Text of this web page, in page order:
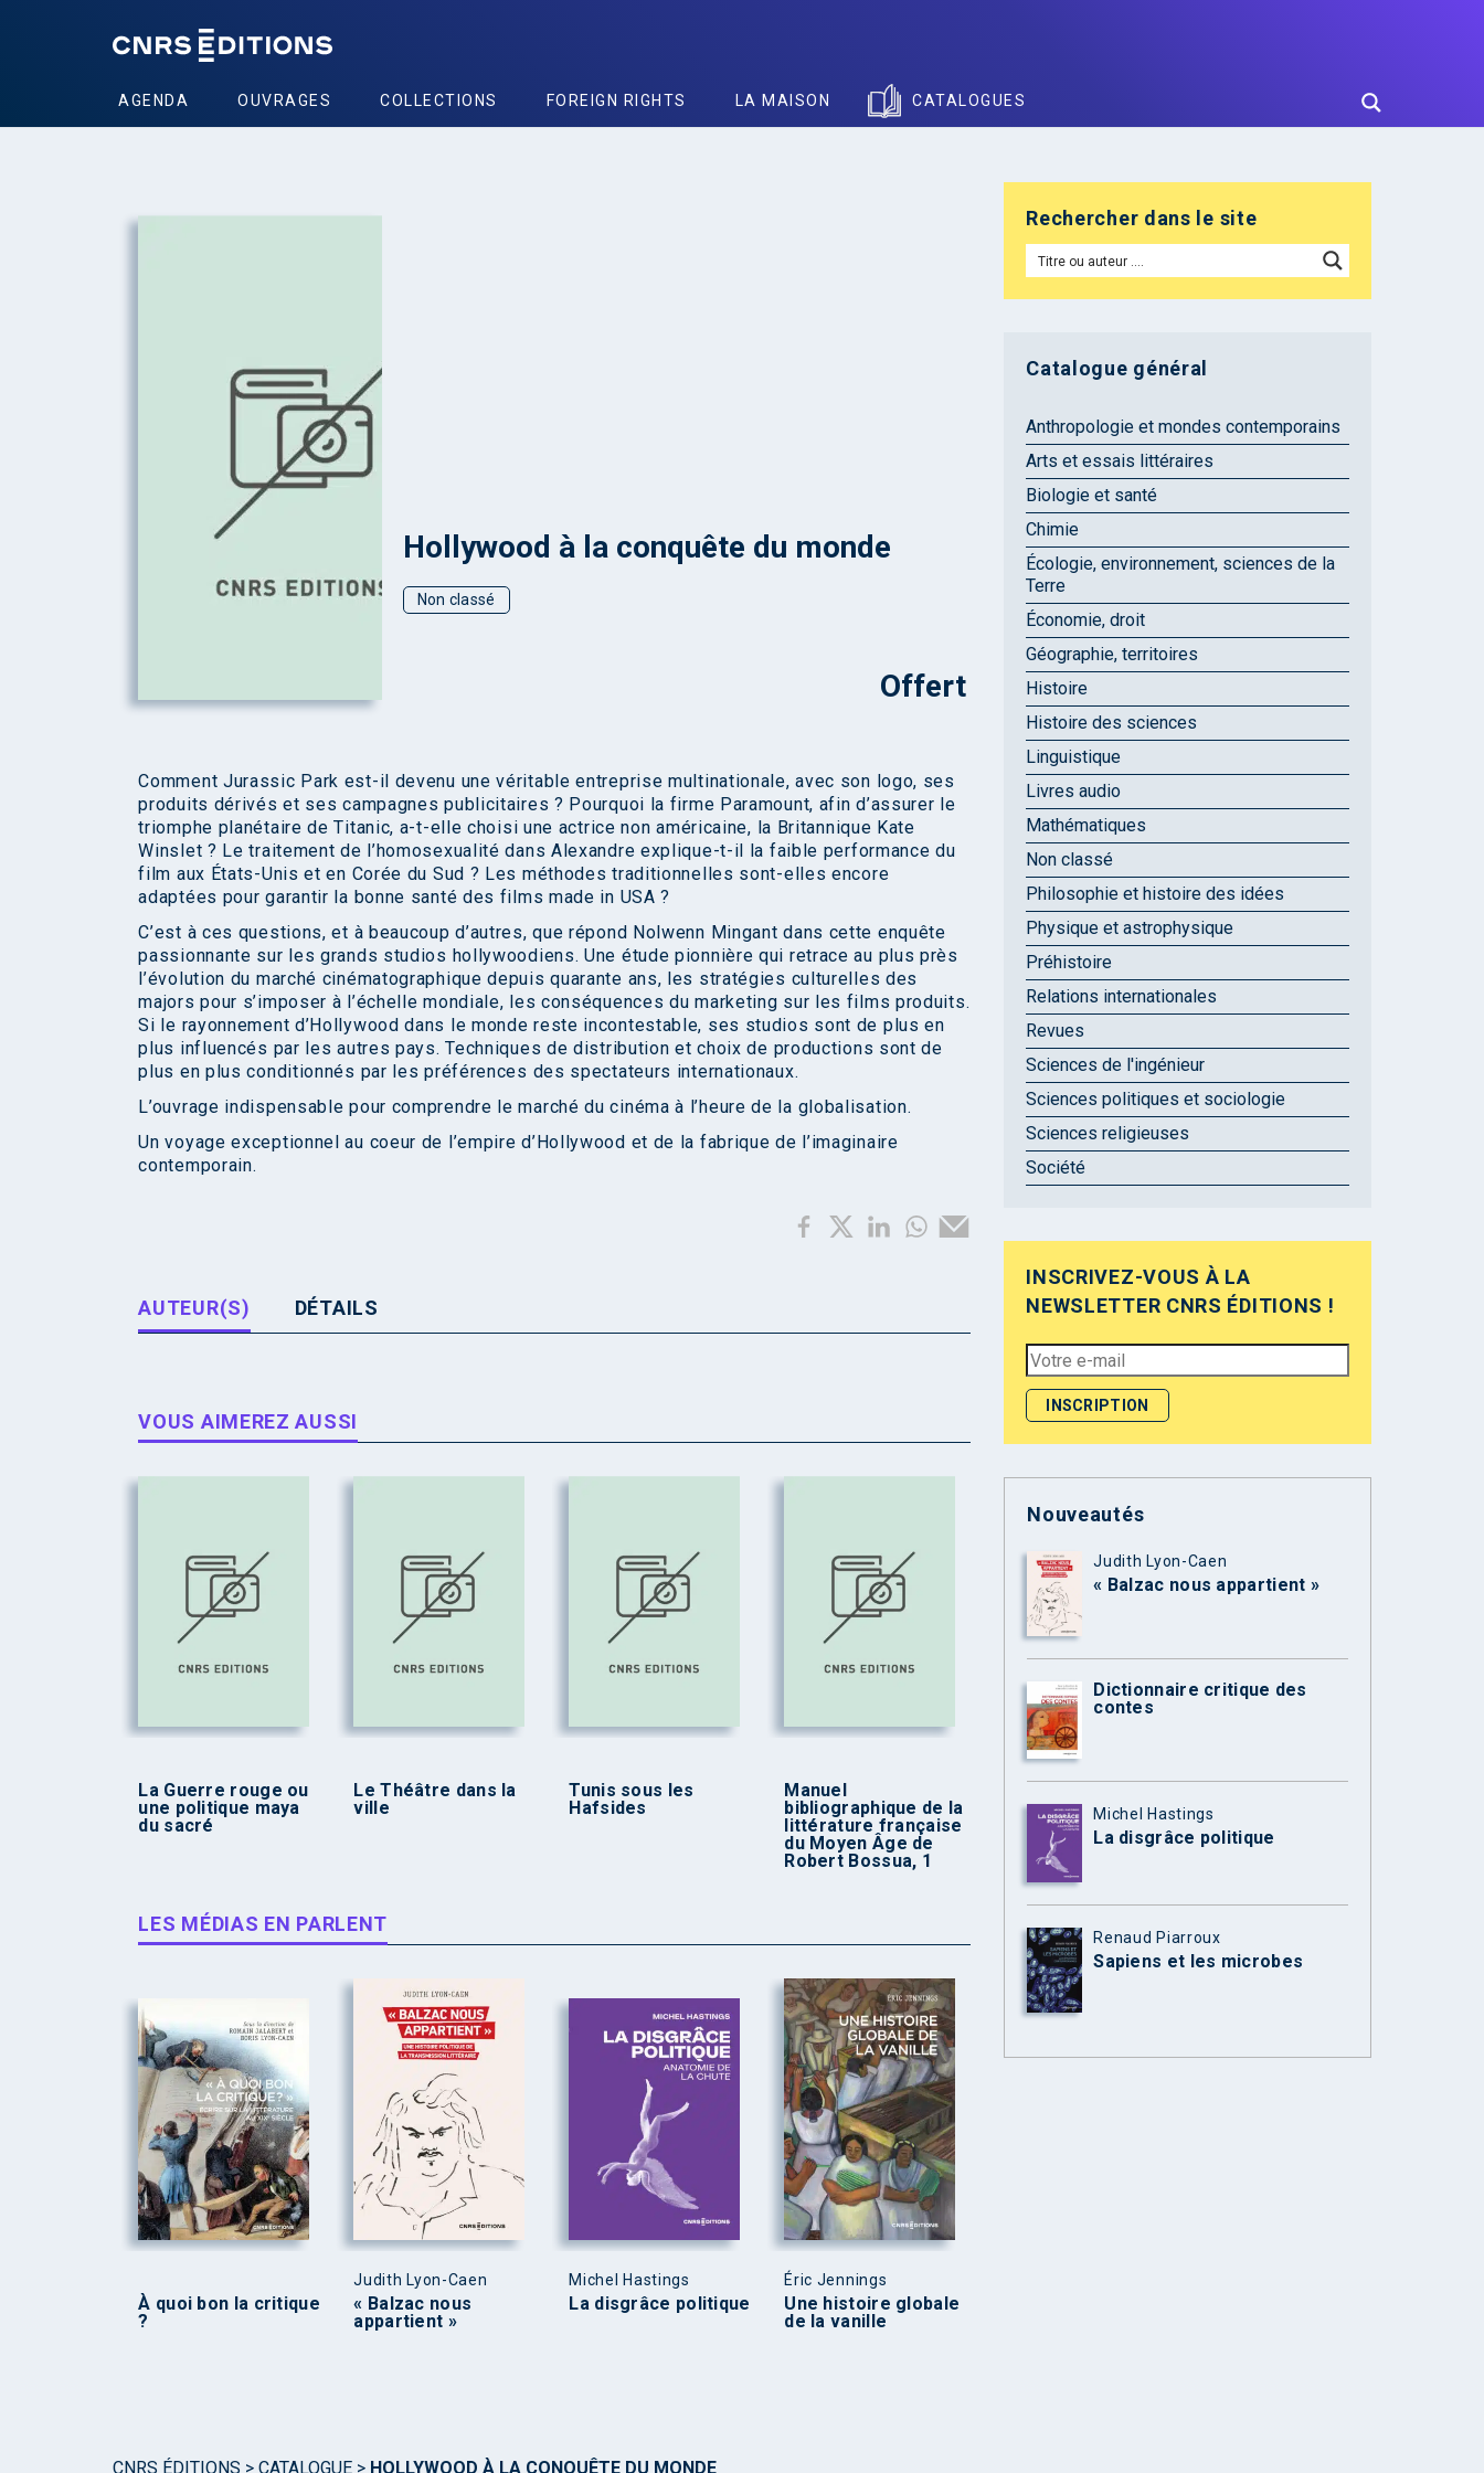
AGENDA OUVRAGES COLLECTIONS FOREIGN RIGHTS LA MAISON CATALOGUES
Hollywood à la conquête du monde
Non classé
Offert
Comment Jurassic Park est-il devenu une véritable entreprise multinationale, avec son logo, ses
produits dérivés et ses campagnes publicitaires ? Pourquoi la firme Paramount, afin d’assurer le
triomphe planétaire de Titanic, a-t-elle choisi une actrice non américaine, la Britannique Kate
Winslet ? Le traitement de l’homosexualité dans Alexandre explique-t-il la faible performance du
film aux États-Unis et en Corée du Sud ? Les méthodes traditionnelles sont-elles encore
adaptées pour garantir la bonne santé des films made in USA ?
C’est à ces questions, et à beaucoup d’autres, que répond Nolwenn Mingant dans cette enquête
passionnante sur les grands studios hollywoodiens. Une étude pionnière qui retrace au plus près
l’évolution du marché cinématographique depuis quarante ans, les stratégies culturelles des
majors pour s’imposer à l’échelle mondiale, les conséquences du marketing sur les films produits.
Si le rayonnement d’Hollywood dans le monde reste incontestable, ses studios sont de plus en
plus influencés par les autres pays. Techniques de distribution et choix de productions sont de
plus en plus conditionnés par les préférences des spectateurs internationaux.
L’ouvrage indispensable pour comprendre le marché du cinéma à l’heure de la globalisation.
Un voyage exceptionnel au coeur de l’empire d’Hollywood et de la fabrique de l’imaginaire
contemporain.
AUTEUR(S) DÉTAILS
VOUS AIMEREZ AUSSI
La Guerre rouge ou
une politique maya
du sacré
Le Théâtre dans la
ville
Tunis sous les
Hafsides
Manuel
bibliographique de la
littérature française
du Moyen Âge de
Robert Bossua, 1
LES MÉDIAS EN PARLENT
À quoi bon la critique
?
Judith Lyon-Caen
« Balzac nous
appartient »
Michel Hastings
La disgrâce politique
Éric Jennings
Une histoire globale
de la vanille
Rechercher dans le site
Catalogue général
Anthropologie et mondes contemporains
Arts et essais littéraires
Biologie et santé
Chimie
Écologie, environnement, sciences de la
Terre
Économie, droit
Géographie, territoires
Histoire
Histoire des sciences
Linguistique
Livres audio
Mathématiques
Non classé
Philosophie et histoire des idées
Physique et astrophysique
Préhistoire
Relations internationales
Revues
Sciences de l'ingénieur
Sciences politiques et sociologie
Sciences religieuses
Société
INSCRIVEZ-VOUS À LA
NEWSLETTER CNRS ÉDITIONS !
Nouveautés
Judith Lyon-Caen
« Balzac nous appartient »
Dictionnaire critique des
contes
Michel Hastings
La disgrâce politique
Renaud Piarroux
Sapiens et les microbes
CNRS ÉDITIONS > CATALOGUE > HOLLYWOOD À LA CONQUÊTE DU MONDE